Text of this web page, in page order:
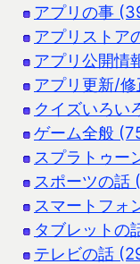
アプリの事
アプリストア
アプリ公開情
アプリ更新/
クイズいろい
ゲーム全般
スプラトゥー
スポーツの話
スマートフォ
タブレットの
テレビの話